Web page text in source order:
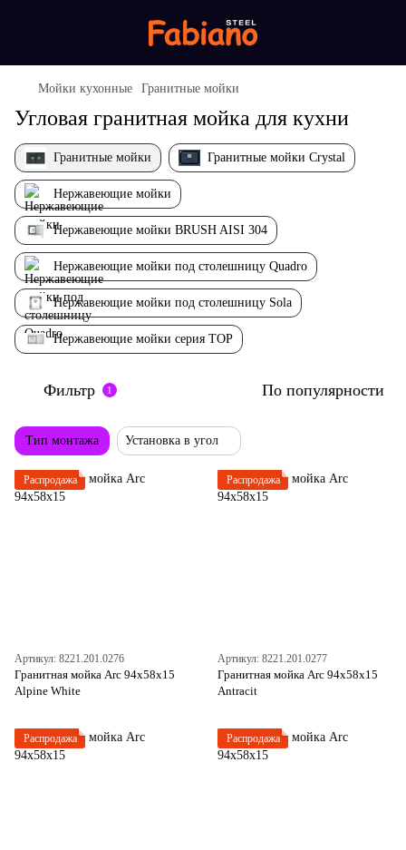
Мойки кухонные Гранитные мойки
Угловая гранитная мойка для кухни
Гранитные мойки Гранитные мойки Crystal
Нержавеющие мойки
Нержавеющие мойки BRUSH AISI 304
Нержавеющие мойки под столешницу Quadro
Нержавеющие мойки под столешницу Sola
Нержавеющие мойки серия TOP
Фильтр 1 По популярности
Тип монтажа Установка в угол
Распродажа
Артикул: 8221.201.0276
Гранитная мойка Arc 94x58x15
Alpine White
Распродажа
Артикул: 8221.201.0277
Гранитная мойка Arc 94x58x15
Antracit
Распродажа Распродажа